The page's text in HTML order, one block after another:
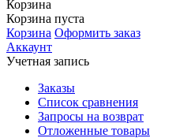
Корзина
Корзина пуста
Корзина Оформить заказ
Аккаунт
Учетная запись
Заказы
Список сравнения
Запросы на возврат
Отложенные товары